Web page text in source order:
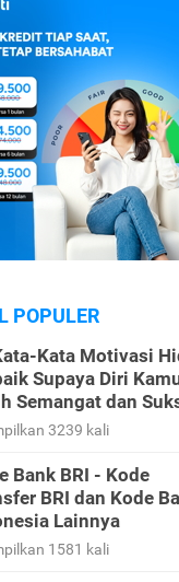
POPULER
Kata Motivasi
Supaya Diri
Semangat dan
3239 kali
Bank BRI - Kode
BRI dan Kode
Lainnya
1581 kali